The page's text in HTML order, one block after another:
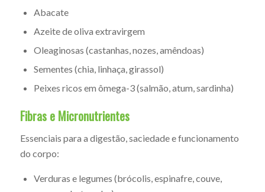
Abacate
Azeite de oliva extravirgem
Oleaginosas (castanhas, nozes, amêndoas)
Sementes (chia, linhaça, girassol)
Peixes ricos em ômega-3 (salmão, atum, sardinha)
Fibras e Micronutrientes
Essenciais para a digestão, saciedade e funcionamento
do corpo:
Verduras e legumes (brócolis, espinafre, couve,